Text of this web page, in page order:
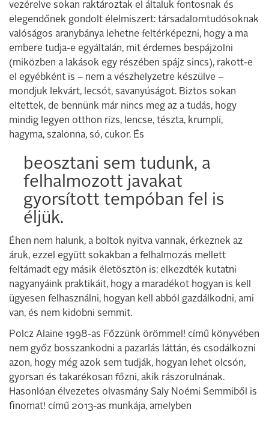
vezérelve sokan raktároztak el általuk fontosnak és
elegendőnek gondolt élelmiszert: társadalomtudósoknak
valóságos aranybánya lehetne feltérképezni, hogy a ma
embere tudja-e egyáltalán, mit érdemes bespájzolni
(miközben a lakások egy részében spájz sincs), rakott-e
el egyébként is – nem a vészhelyzetre készülve –
mondjuk lekvárt, lecsót, savanyúságot. Biztos sokan
eltettek, de bennünk már nincs meg az a tudás, hogy
mindig legyen otthon rizs, lencse, tészta, krumpli,
hagyma, szalonna, só, cukor. És
beosztani sem tudunk, a
felhalmozott javakat
gyorsított tempóban fel is
éljük.
Éhen nem halunk, a boltok nyitva vannak, érkeznek az
áruk, ezzel együtt sokakban a felhalmozás mellett
feltámadt egy másik életösztön is: elkezdték kutatni
nagyanyáink praktikáit, hogy a maradékot hogyan is kell
ügyesen felhasználni, hogyan kell abból gazdálkodni, ami
van, és nem kidobni semmit.
Polcz Alaine 1998-as Főzzünk örömmel! című könyvében
nem győz bosszankodni a pazarlás láttán, és csodálkozni
azon, hogy még azok sem tudják, hogyan lehet olcsón,
gyorsan és takarékosan főzni, akik rászorulnának.
Hasonlóan élvezetes olvasmány Saly Noémi Semmiből is
finomat! című 2013-as munkája, amelyben